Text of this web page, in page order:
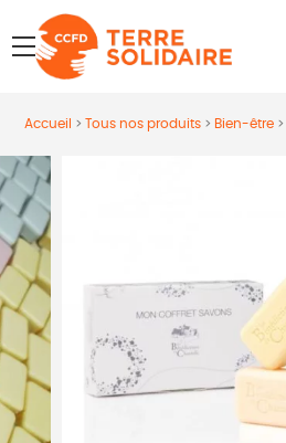
menu
Accueil > Tous nos produits> Bien-être>